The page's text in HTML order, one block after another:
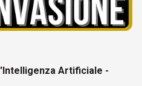
Artificiale -